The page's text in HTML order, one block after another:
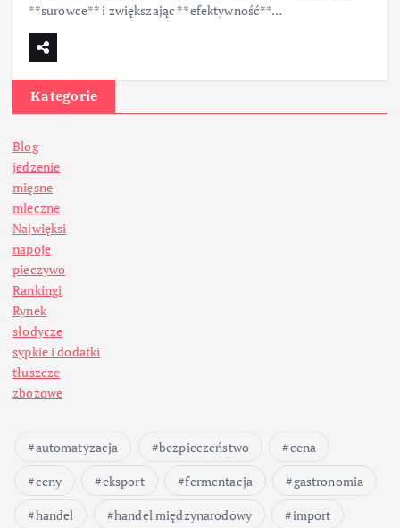
**surowce** i zwiększając **efektywność**…
Kategorie
Blog
jedzenie
mięsne
mleczne
Najwięksi
napoje
pieczywo
Rankingi
Rynek
słodycze
sypkie i dodatki
tłuszcze
zbożowe
automatyzacja bezpieczeństwo
cena
ceny
eksport fermentacja
gastronomia
handel
handel międzynarodowy
import